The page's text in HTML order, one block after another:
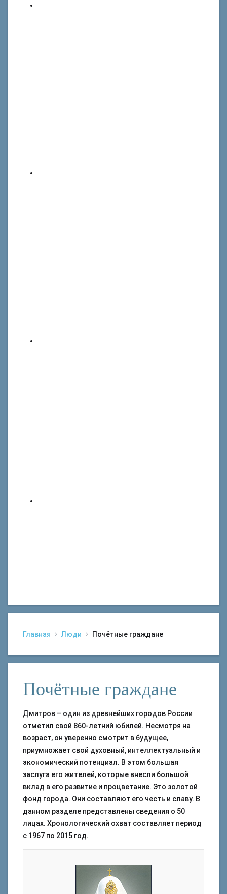
Главная Люди Почётные граждане
Почётные граждане
Дмитров – один из древнейших городов России
отметил свой 860-летний юбилей. Несмотря на
возраст, он уверенно смотрит в будущее,
приумножает свой духовный, интеллектуальный и
экономический потенциал. В этом большая
заслуга его жителей, которые внесли большой
вклад в его развитие и процветание. Это золотой
фонд города. Они составляют его честь и славу. В
данном разделе представлены сведения о 50
лицах. Хронологический охват составляет период
с 1967 по 2015 год.